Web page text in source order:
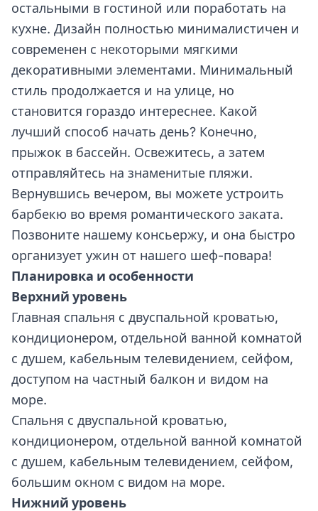
остальными в гостиной или поработать на
кухне. Дизайн полностью минималистичен и
современен с некоторыми мягкими
декоративными элементами. Минимальный
стиль продолжается и на улице, но
становится гораздо интереснее. Какой
лучший способ начать день? Конечно,
прыжок в бассейн. Освежитесь, а затем
отправляйтесь на знаменитые пляжи.
Вернувшись вечером, вы можете устроить
барбекю во время романтического заката.
Позвоните нашему консьержу, и она быстро
организует ужин от нашего шеф-повара!
Планировка и особенности
Верхний уровень
Главная спальня с двуспальной кроватью,
кондиционером, отдельной ванной комнатой
с душем, кабельным телевидением, сейфом,
доступом на частный балкон и видом на
море.
Спальня с двуспальной кроватью,
кондиционером, отдельной ванной комнатой
с душем, кабельным телевидением, сейфом,
большим окном с видом на море.
Нижний уровень